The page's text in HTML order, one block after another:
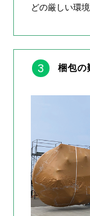
どの厳しい環
3 梱包の